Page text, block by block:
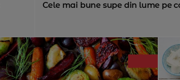
Cele mai bune supe din lume pe